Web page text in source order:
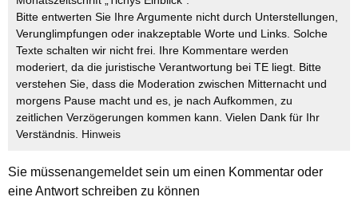
Bitte entwerten Sie Ihre Argumente nicht durch Unterstellungen,
Verunglimpfungen oder inakzeptable Worte und Links. Solche
Texte schalten wir nicht frei. Ihre Kommentare werden
moderiert, da die juristische Verantwortung bei TE liegt. Bitte
verstehen Sie, dass die Moderation zwischen Mitternacht und
morgens Pause macht und es, je nach Aufkommen, zu
zeitlichen Verzögerungen kommen kann. Vielen Dank für Ihr
Verständnis. Hinweis
Sie müssenangemeldetsein um einen Kommentar oder
eine Antwort schreiben zu können